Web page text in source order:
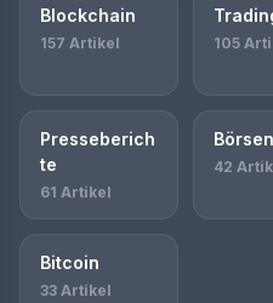
Blockchain
157 Artikel 105
Presseberich
te
61 Artikel
Börsen
42
Bitcoin
33 Artikel